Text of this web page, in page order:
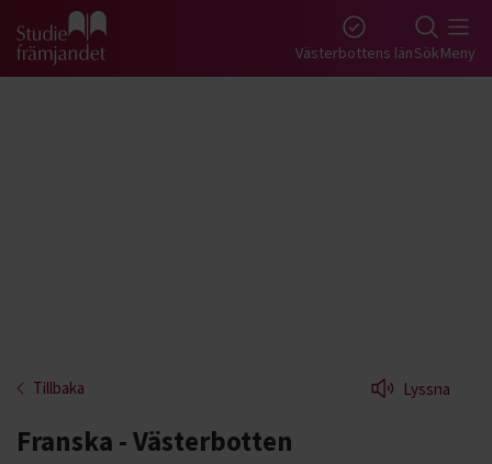
Gå till studiefrämjandets startsida Västerbottens länSökMeny
Tillbaka Lyssna
Franska - Västerbotten